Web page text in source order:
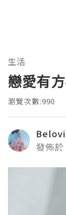
生活
戀愛有
瀏覽次數:990
發佈